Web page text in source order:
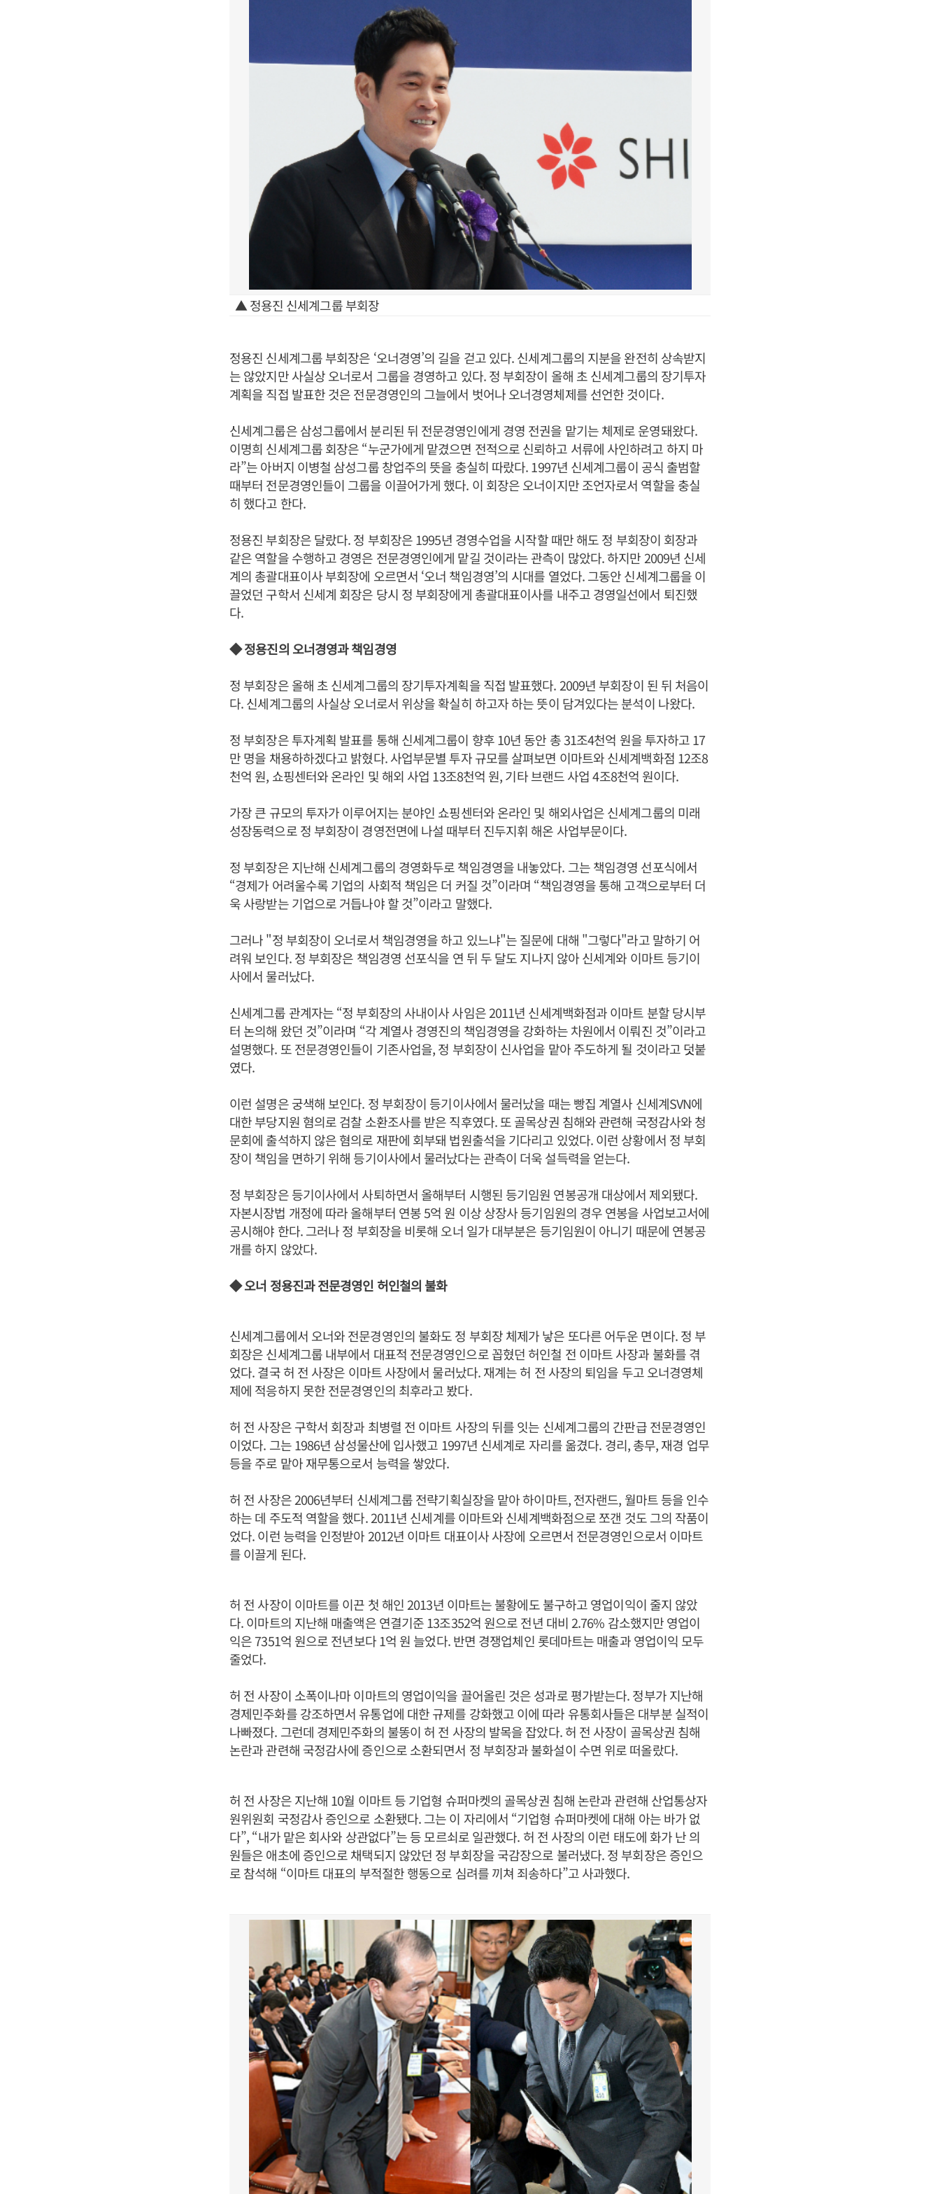
▲ 정용진 신세계그룹 부회장
정용진 신세계그룹 부회장은 ‘오너경영’의 길을 걷고 있다. 신세계그룹의 지분을 완전히 상속받지
는 않았지만 사실상 오너로서 그룹을 경영하고 있다. 정 부회장이 올해 초 신세계그룹의 장기투자
계획을 직접 발표한 것은 전문경영인의 그늘에서 벗어나 오너경영체제를 선언한 것이다.
신세계그룹은 삼성그룹에서 분리된 뒤 전문경영인에게 경영 전권을 맡기는 체제로 운영돼왔다.
이명희 신세계그룹 회장은 “누군가에게 맡겼으면 전적으로 신뢰하고 서류에 사인하려고 하지 마
라”는 아버지 이병철 삼성그룹 창업주의 뜻을 충실히 따랐다. 1997년 신세계그룹이 공식 출범할
때부터 전문경영인들이 그룹을 이끌어가게 했다. 이 회장은 오너이지만 조언자로서 역할을 충실
히 했다고 한다.
정용진 부회장은 달랐다. 정 부회장은 1995년 경영수업을 시작할 때만 해도 정 부회장이 회장과
같은 역할을 수행하고 경영은 전문경영인에게 맡길 것이라는 관측이 많았다. 하지만 2009년 신세
계의 총괄대표이사 부회장에 오르면서 ‘오너 책임경영’의 시대를 열었다. 그동안 신세계그룹을 이
끌었던 구학서 신세계 회장은 당시 정 부회장에게 총괄대표이사를 내주고 경영일선에서 퇴진했
다.
◆ 정용진의 오너경영과 책임경영
정 부회장은 올해 초 신세계그룹의 장기투자계획을 직접 발표했다. 2009년 부회장이 된 뒤 처음이
다. 신세계그룹의 사실상 오너로서 위상을 확실히 하고자 하는 뜻이 담겨있다는 분석이 나왔다.
정 부회장은 투자계획 발표를 통해 신세계그룹이 향후 10년 동안 총 31조4천억 원을 투자하고 17
만 명을 채용하하겠다고 밝혔다. 사업부문별 투자 규모를 살펴보면 이마트와 신세계백화점 12조8
천억 원, 쇼핑센터와 온라인 및 해외 사업 13조8천억 원, 기타 브랜드 사업 4조8천억 원이다.
가장 큰 규모의 투자가 이루어지는 분야인 쇼핑센터와 온라인 및 해외사업은 신세계그룹의 미래
성장동력으로 정 부회장이 경영전면에 나설 때부터 진두지휘 해온 사업부문이다.
정 부회장은 지난해 신세계그룹의 경영화두로 책임경영을 내놓았다. 그는 책임경영 선포식에서
“경제가 어려울수록 기업의 사회적 책임은 더 커질 것”이라며 “책임경영을 통해 고객으로부터 더
욱 사랑받는 기업으로 거듭나야 할 것”이라고 말했다.
그러나 "정 부회장이 오너로서 책임경영을 하고 있느냐"는 질문에 대해 "그렇다"라고 말하기 어
려워 보인다. 정 부회장은 책임경영 선포식을 연 뒤 두 달도 지나지 않아 신세계와 이마트 등기이
사에서 물러났다.
신세계그룹 관계자는 “정 부회장의 사내이사 사임은 2011년 신세계백화점과 이마트 분할 당시부
터 논의해 왔던 것”이라며 “각 계열사 경영진의 책임경영을 강화하는 차원에서 이뤄진 것”이라고
설명했다. 또 전문경영인들이 기존사업을, 정 부회장이 신사업을 맡아 주도하게 될 것이라고 덧붙
였다.
이런 설명은 궁색해 보인다. 정 부회장이 등기이사에서 물러났을 때는 빵집 계열사 신세계SVN에
대한 부당지원 혐의로 검찰 소환조사를 받은 직후였다. 또 골목상권 침해와 관련해 국정감사와 청
문회에 출석하지 않은 혐의로 재판에 회부돼 법원출석을 기다리고 있었다. 이런 상황에서 정 부회
장이 책임을 면하기 위해 등기이사에서 물러났다는 관측이 더욱 설득력을 얻는다.
정 부회장은 등기이사에서 사퇴하면서 올해부터 시행된 등기임원 연봉공개 대상에서 제외됐다.
자본시장법 개정에 따라 올해부터 연봉 5억 원 이상 상장사 등기임원의 경우 연봉을 사업보고서에
공시해야 한다. 그러나 정 부회장을 비롯해 오너 일가 대부분은 등기임원이 아니기 때문에 연봉공
개를 하지 않았다.
◆ 오너 정용진과 전문경영인 허인철의 불화
신세계그룹에서 오너와 전문경영인의 불화도 정 부회장 체제가 낳은 또다른 어두운 면이다. 정 부
회장은 신세계그룹 내부에서 대표적 전문경영인으로 꼽혔던 허인철 전 이마트 사장과 불화를 겪
었다. 결국 허 전 사장은 이마트 사장에서 물러났다. 재계는 허 전 사장의 퇴임을 두고 오너경영체
제에 적응하지 못한 전문경영인의 최후라고 봤다.
허 전 사장은 구학서 회장과 최병렬 전 이마트 사장의 뒤를 잇는 신세계그룹의 간판급 전문경영인
이었다. 그는 1986년 삼성물산에 입사했고 1997년 신세계로 자리를 옮겼다. 경리, 총무, 재경 업무
등을 주로 맡아 재무통으로서 능력을 쌓았다.
허 전 사장은 2006년부터 신세계그룹 전략기획실장을 맡아 하이마트, 전자랜드, 월마트 등을 인수
하는 데 주도적 역할을 했다. 2011년 신세계를 이마트와 신세계백화점으로 쪼갠 것도 그의 작품이
었다. 이런 능력을 인정받아 2012년 이마트 대표이사 사장에 오르면서 전문경영인으로서 이마트
를 이끌게 된다.
허 전 사장이 이마트를 이끈 첫 해인 2013년 이마트는 불황에도 불구하고 영업이익이 줄지 않았
다. 이마트의 지난해 매출액은 연결기준 13조352억 원으로 전년 대비 2.76% 감소했지만 영업이
익은 7351억 원으로 전년보다 1억 원 늘었다. 반면 경쟁업체인 롯데마트는 매출과 영업이익 모두
줄었다.
허 전 사장이 소폭이나마 이마트의 영업이익을 끌어올린 것은 성과로 평가받는다. 정부가 지난해
경제민주화를 강조하면서 유통업에 대한 규제를 강화했고 이에 따라 유통회사들은 대부분 실적이
나빠졌다. 그런데 경제민주화의 불똥이 허 전 사장의 발목을 잡았다. 허 전 사장이 골목상권 침해
논란과 관련해 국정감사에 증인으로 소환되면서 정 부회장과 불화설이 수면 위로 떠올랐다.
허 전 사장은 지난해 10월 이마트 등 기업형 슈퍼마켓의 골목상권 침해 논란과 관련해 산업통상자
원위원회 국정감사 증인으로 소환됐다. 그는 이 자리에서 “기업형 슈퍼마켓에 대해 아는 바가 없
다”, “내가 맡은 회사와 상관없다”는 등 모르쇠로 일관했다. 허 전 사장의 이런 태도에 화가 난 의
원들은 애초에 증인으로 채택되지 않았던 정 부회장을 국감장으로 불러냈다. 정 부회장은 증인으
로 참석해 “이마트 대표의 부적절한 행동으로 심려를 끼쳐 죄송하다”고 사과했다.